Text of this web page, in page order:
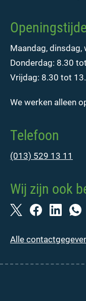
Maandag,
Donderdag: 8.30
Vrijdag: 8.30 tot
We werken alleen
Telefoon
(013) 529 13 11
Wij zijn ook
Alle